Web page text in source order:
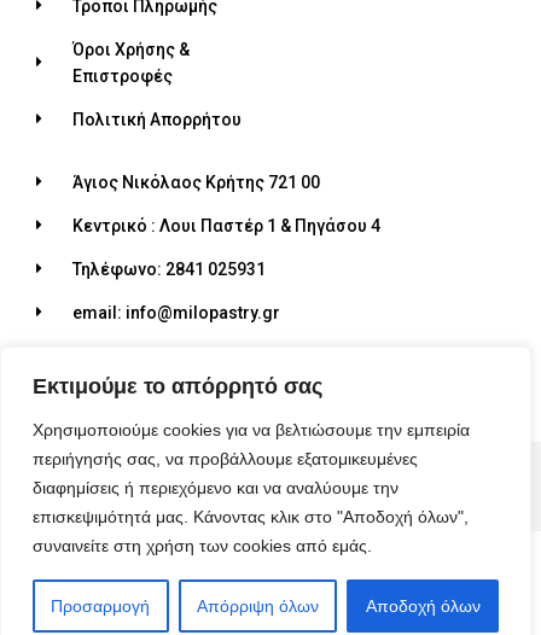
Εκτιμούμε το απόρρητό σας
Χρησιμοποιούμε cookies για να βελτιώσουμε την εμπειρία
περιήγησής σας, να προβάλλουμε εξατομικευμένες
διαφημίσεις ή περιεχόμενο και να αναλύουμε την
επισκεψιμότητά μας. Κάνοντας κλικ στο "Αποδοχή όλων",
συναινείτε στη χρήση των cookies από εμάς.
Προσαρμογή Απόρριψη όλων Αποδοχή όλων
Τρόποι Πληρωμής
Όροι Χρήσης &
Επιστροφές
Πολιτική Απορρήτου
Άγιος Νικόλαος Κρήτης 721 00
Κεντρικό : Λουι Παστέρ 1 & Πηγάσου 4
Τηλέφωνο: 2841 025931
email: info@milopastry.gr
© 2026 ALL RIGHTS RESERVED​